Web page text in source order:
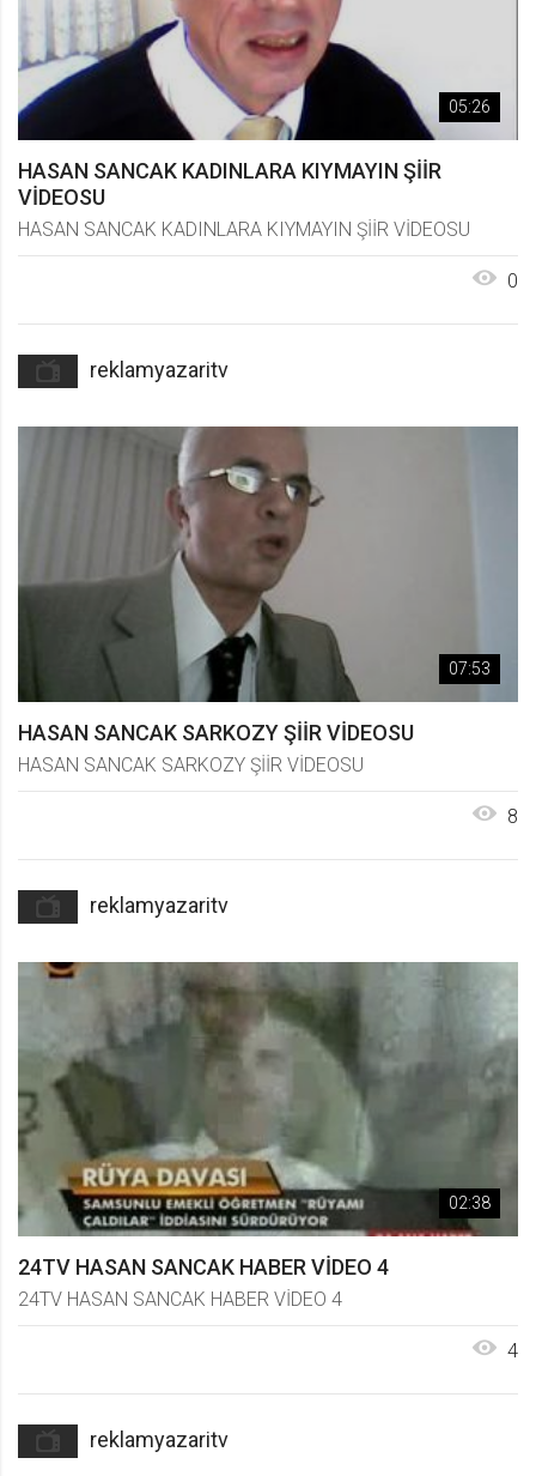
05:26
HASAN SANCAK KADINLARA KIYMAYIN ŞİİR
VİDEOSU
HASAN SANCAK KADINLARA KIYMAYIN ŞİİR VİDEOSU
0
reklamyazaritv
07:53
HASAN SANCAK SARKOZY ŞİİR VİDEOSU
HASAN SANCAK SARKOZY ŞİİR VİDEOSU
8
reklamyazaritv
02:38
24TV HASAN SANCAK HABER VİDEO 4
24TV HASAN SANCAK HABER VİDEO 4
4
reklamyazaritv